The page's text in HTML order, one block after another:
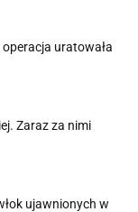
uratowała
Zaraz za nimi
ujawnionych w